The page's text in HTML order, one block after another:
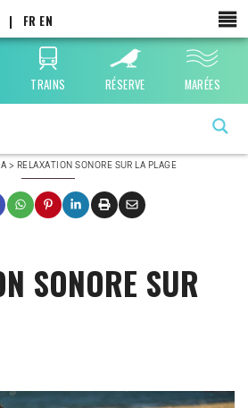
| FR EN
TRAINS RÉSERVE MARÉES
> RELAXATION SONORE SUR LA PLAGE
SONORE SUR